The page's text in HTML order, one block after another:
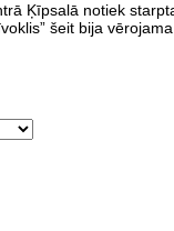
Ķīpsalā notiek
šeit bija